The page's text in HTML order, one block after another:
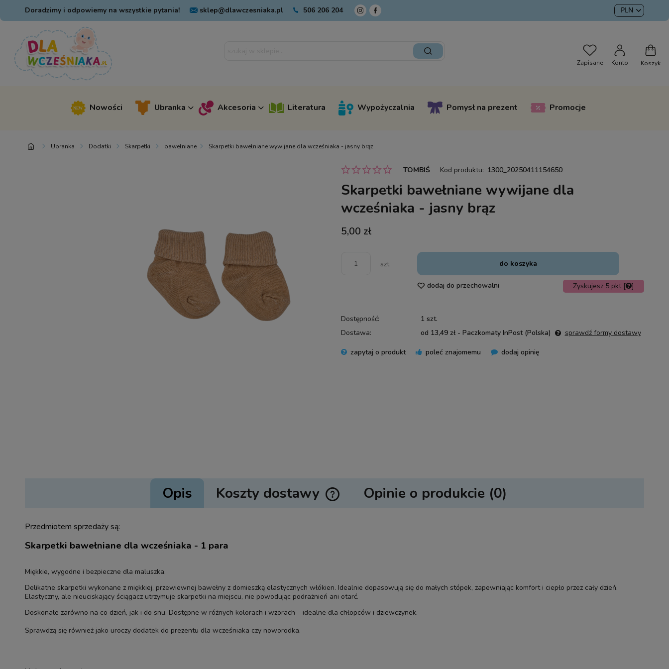
Doradzimy i odpowiemy na wszystkie pytania! sklep@dlawczesniaka.pl 506 206 204
Nowości Ubranka Akcesoria Literatura Wypożyczalnia Pomysł na prezent Promocje
Ubranka Dodatki Skarpetki bawełniane Skarpetki bawełniane wywijane dla wcześniaka - jasny brąz
TOMBIŚ Kod produktu: 1300_20250411154650
Skarpetki bawełniane wywijane dla
wcześniaka - jasny brąz
5,00 zł
szt. do koszyka
Zyskujesz 5 pkt [ ]
dodaj do przechowalni
Dostępność:
1 szt.
Dostawa:
od 13,49 zł - Paczkomaty InPost (Polska)
Cena nie zawiera ewentualnych kosztów
sprawdź formy dostawy
zapytaj o produkt poleć znajomemu dodaj opinię
Opis Koszty dostawy Opinie o produkcie (0)
Przedmiotem sprzedaży są:
Skarpetki bawełniane dla wcześniaka - 1 para
Miękkie, wygodne i bezpieczne dla maluszka.
Delikatne skarpetki wykonane z miękkiej, przewiewnej bawełny z domieszką elastycznych włókien. Idealnie dopasowują się do małych stópek, zapewniając komfort i ciepło przez cały dzień.
Elastyczny, ale nieuciskający ściągacz utrzymuje skarpetki na miejscu, nie powodując podrażnień ani otarć.
Doskonałe zarówno na co dzień, jak i do snu. Dostępne w różnych kolorach i wzorach – idealne dla chłopców i dziewczynek.
Sprawdzą się również jako uroczy dodatek do prezentu dla wcześniaka czy noworodka.